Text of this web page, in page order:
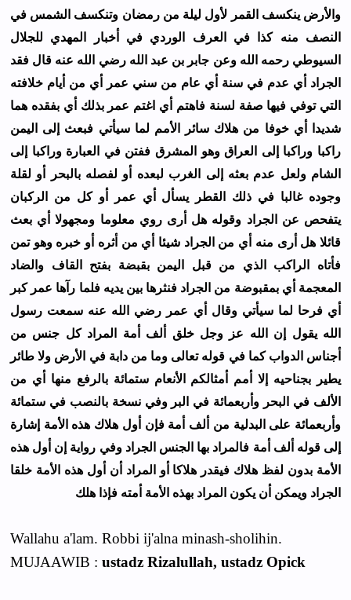
ﻭﺍﻷﺭﺽ ﻳﻨﻜﺴﻒ ﺍﻟﻘﻤﺮ ﻷﻭﻝ ﻟﻴﻠﺔ ﻣﻦ ﺭﻣﻀﺎﻥ ﻭﺗﻨﻜﺴﻒ ﺍﻟﺸﻤﺲ ﻓﻲ
ﺍﻟﻨﺼﻒ ﻣﻨﻪ ﻛﺬﺍ ﻓﻲ ﺍﻟﻌﺮﻑ ﺍﻟﻮﺭﺩﻱ ﻓﻲ ﺃﺧﺒﺎﺭ ﺍﻟﻤﻬﺪﻱ ﻟﻠﺠﻼﻝ
ﺍﻟﺴﻴﻮﻃﻲ ﺭﺣﻤﻪ ﺍﻟﻠﻪ ﻭﻋﻦ ﺟﺎﺑﺮ ﺑﻦ ﻋﺒﺪ ﺍﻟﻠﻪ ﺭﺿﻲ ﺍﻟﻠﻪ ﻋﻨﻪ ﻗﺎﻝ ﻓﻘﺪ
ﺍﻟﺠﺮﺍﺩ ﺃﻱ ﻋﺪﻡ ﻓﻲ ﺳﻨﺔ ﺃﻱ ﻋﺎﻡ ﻣﻦ ﺳﻨﻲ ﻋﻤﺮ ﺃﻱ ﻣﻦ ﺃﻳﺎﻡ ﺧﻼﻓﺘﻪ
ﺍﻟﺘﻲ ﺗﻮﻓﻲ ﻓﻴﻬﺎ ﺻﻔﺔ ﻟﺴﻨﺔ ﻓﺎﻫﺘﻢ ﺃﻱ ﺍﻏﺘﻢ ﻋﻤﺮ ﺑﺬﻟﻚ ﺃﻱ ﺑﻔﻘﺪﻩ ﻫﻤﺎ
ﺷﺪﻳﺪﺍ ﺃﻱ ﺧﻮﻓﺎ ﻣﻦ ﻫﻼﻙ ﺳﺎﺋﺮ ﺍﻷﻣﻢ ﻟﻤﺎ ﺳﻴﺄﺗﻲ ﻓﺒﻌﺚ ﺇﻟﻰ ﺍﻟﻴﻤﻦ
ﺭﺍﻛﺒﺎ ﻭﺭﺍﻛﺒﺎ ﺇﻟﻰ ﺍﻟﻌﺮﺍﻕ ﻭﻫﻮ ﺍﻟﻤﺸﺮﻕ ﻓﻔﺘﻦ ﻓﻲ ﺍﻟﻌﺒﺎﺭﺓ ﻭﺭﺍﻛﺒﺎ ﺇﻟﻰ
ﺍﻟﺸﺎﻡ ﻭﻟﻌﻞ ﻋﺪﻡ ﺑﻌﺜﻪ ﺇﻟﻰ ﺍﻟﻐﺮﺏ ﻟﺒﻌﺪﻩ ﺃﻭ ﻟﻔﺼﻠﻪ ﺑﺎﻟﺒﺤﺮ ﺃﻭ ﻟﻘﻠﺔ
ﻭﺟﻮﺩﻩ ﻏﺎﻟﺒﺎ ﻓﻲ ﺫﻟﻚ ﺍﻟﻘﻄﺮ ﻳﺴﺄﻝ ﺃﻱ ﻋﻤﺮ ﺃﻭ ﻛﻞ ﻣﻦ ﺍﻟﺮﻛﺒﺎﻥ
ﻳﺘﻔﺤﺺ ﻋﻦ ﺍﻟﺠﺮﺍﺩ ﻭﻗﻮﻟﻪ ﻫﻞ ﺃﺭﻯ ﺭﻭﻱ ﻣﻌﻠﻮﻣﺎ ﻭﻣﺠﻬﻮﻻ ﺃﻱ ﺑﻌﺚ
ﻗﺎﺋﻼ ﻫﻞ ﺃﺭﻯ ﻣﻨﻪ ﺃﻱ ﻣﻦ ﺍﻟﺠﺮﺍﺩ ﺷﻴﺌﺎ ﺃﻱ ﻣﻦ ﺃﺛﺮﻩ ﺃﻭ ﺧﺒﺮﻩ ﻭﻫﻮ ﺗﻤﻦ
ﻓﺄﺗﺎﻩ ﺍﻟﺮﺍﻛﺐ ﺍﻟﺬﻱ ﻣﻦ ﻗﺒﻞ ﺍﻟﻴﻤﻦ ﺑﻘﺒﻀﺔ ﺑﻔﺘﺢ ﺍﻟﻘﺎﻑ ﻭﺍﻟﻀﺎﺩ
ﺍﻟﻤﻌﺠﻤﺔ ﺃﻱ ﺑﻤﻘﺒﻮﺿﺔ ﻣﻦ ﺍﻟﺠﺮﺍﺩ ﻓﻨﺜﺮﻫﺎ ﺑﻴﻦ ﻳﺪﻳﻪ ﻓﻠﻤﺎ ﺭﺁﻫﺎ ﻋﻤﺮ ﻛﺒﺮ
ﺃﻱ ﻓﺮﺣﺎ ﻟﻤﺎ ﺳﻴﺄﺗﻲ ﻭﻗﺎﻝ ﺃﻱ ﻋﻤﺮ ﺭﺿﻲ ﺍﻟﻠﻪ ﻋﻨﻪ ﺳﻤﻌﺖ ﺭﺳﻮﻝ
ﺍﻟﻠﻪ ﻳﻘﻮﻝ ﺇﻥ ﺍﻟﻠﻪ ﻋﺰ ﻭﺟﻞ ﺧﻠﻖ ﺃﻟﻒ ﺃﻣﺔ ﺍﻟﻤﺮﺍﺩ ﻛﻞ ﺟﻨﺲ ﻣﻦ
ﺃﺟﻨﺎﺱ ﺍﻟﺪﻭﺍﺏ ﻛﻤﺎ ﻓﻲ ﻗﻮﻟﻪ ﺗﻌﺎﻟﻰ ﻭﻣﺎ ﻣﻦ ﺩﺍﺑﺔ ﻓﻲ ﺍﻷﺭﺽ ﻭﻻ ﻃﺎﺋﺮ
ﻳﻄﻴﺮ ﺑﺠﻨﺎﺣﻴﻪ ﺇﻻ ﺃﻣﻢ ﺃﻣﺜﺎﻟﻜﻢ ﺍﻷﻧﻌﺎﻡ ﺳﺘﻤﺎﺋﺔ ﺑﺎﻟﺮﻓﻊ ﻣﻨﻬﺎ ﺃﻱ ﻣﻦ
ﺍﻷﻟﻒ ﻓﻲ ﺍﻟﺒﺤﺮ ﻭﺃﺭﺑﻌﻤﺎﺋﺔ ﻓﻲ ﺍﻟﺒﺮ ﻭﻓﻲ ﻧﺴﺨﺔ ﺑﺎﻟﻨﺼﺐ ﻓﻲ ﺳﺘﻤﺎﺋﺔ
ﻭﺃﺭﺑﻌﻤﺎﺋﺔ ﻋﻠﻰ ﺍﻟﺒﺪﻟﻴﺔ ﻣﻦ ﺃﻟﻒ ﺃﻣﺔ ﻓﺈﻥ ﺃﻭﻝ ﻫﻼﻙ ﻫﺬﻩ ﺍﻷﻣﺔ ﺇﺷﺎﺭﺓ
ﺇﻟﻰ ﻗﻮﻟﻪ ﺃﻟﻒ ﺃﻣﺔ ﻓﺎﻟﻤﺮﺍﺩ ﺑﻬﺎ ﺍﻟﺠﻨﺲ ﺍﻟﺠﺮﺍﺩ ﻭﻓﻲ ﺭﻭﺍﻳﺔ ﺇﻥ ﺃﻭﻝ ﻫﺬﻩ
ﺍﻷﻣﺔ ﺑﺪﻭﻥ ﻟﻔﻆ ﻫﻼﻙ ﻓﻴﻘﺪﺭ ﻫﻼﻛﺎ ﺃﻭ ﺍﻟﻤﺮﺍﺩ ﺃﻥ ﺃﻭﻝ ﻫﺬﻩ ﺍﻷﻣﺔ ﺧﻠﻘﺎ
ﺍﻟﺠﺮﺍﺩ ﻭﻳﻤﻜﻦ ﺃﻥ ﻳﻜﻮﻥ ﺍﻟﻤﺮﺍﺩ ﺑﻬﺬﻩ ﺍﻷﻣﺔ ﺃﻣﺘﻪ ﻓﺈﺫﺍ ﻫﻠﻚ
Wallahu a'lam. Robbi ij'alna minash-sholihin.
MUJAAWIB : ustadz Rizalullah, ustadz Opick